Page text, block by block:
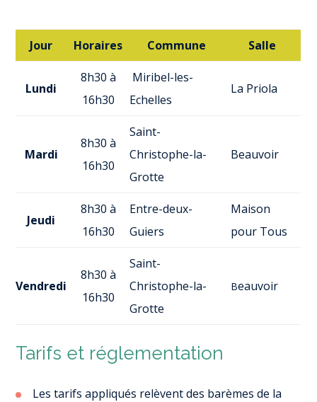
Jour Horaires Commune Salle
Lundi
8h30 à
16h30
Miribel-les-
Echelles
La Priola
Mardi
8h30 à
16h30
Saint-
Christophe-la-
Grotte
Beauvoir
Jeudi
8h30 à
16h30
Entre-deux-
Guiers
Maison
pour Tous
Vendredi
8h30 à
16h30
Saint-
Christophe-la-
Grotte
Beauvoir
Tarifs et réglementation
Les tarifs appliqués relèvent des barèmes de la